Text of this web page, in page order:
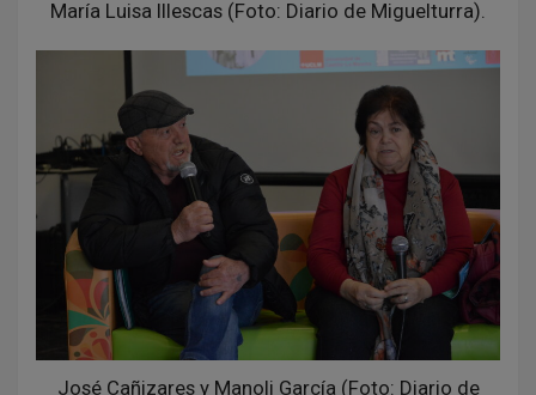
María Luisa Illescas (Foto: Diario de Miguelturra).
José Cañizares y Manoli García (Foto: Diario de